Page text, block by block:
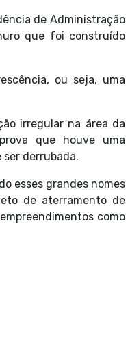
de Administração
que foi construído
ou seja, uma
irregular na área da
que houve uma
derrubada.
esses grandes nomes
de aterramento de
como